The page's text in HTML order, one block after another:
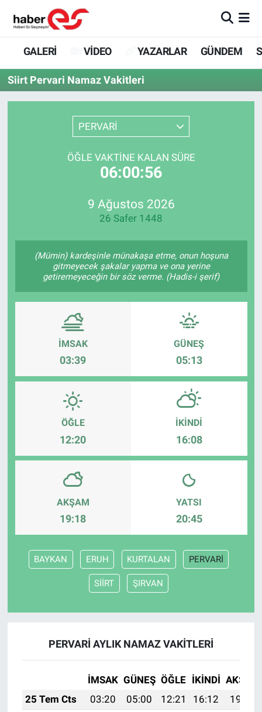
GALERİ VİDEO YAZARLAR GÜNDEM
Siirt Pervari Namaz Vakitleri
PERVARİ
ÖĞLE VAKTINE KALAN SÜRE
06:00:56
9 Ağustos 2026
26 Safer 1448
(Mümin) kardeşinle münakaşa etme, onun hoşuna
gitmeyecek şakalar yapma ve ona yerine
getiremeyeceğin bir söz verme. (Hadis-i şerif)
İMSAK
03:39
GÜNEŞ
05:13
ÖĞLE
12:20
İKINDI
16:08
AKŞAM
19:18
YATSI
20:45
BAYKAN ERUH KURTALAN PERVARİ
SİİRT ŞIRVAN
PERVARİ AYLIK NAMAZ VAKITLERI
İMSAK GÜNEŞ ÖĞLE İKINDI AKŞAM
25 Tem Cts
03:20 05:00 12:21 16:12
19:33
GALERİ
VİDEO
YAZARLAR
GÜNDEM
SİYASET
SPOR
ASAYİŞ
Eskişehir Nöbetçi Eczaneler
Eskişehir Hava Durumu
Eskişehir Trafik Yoğunluk Haritası
Süper Lig Puan Durumu ve Fikstür
Tüm Manşetler